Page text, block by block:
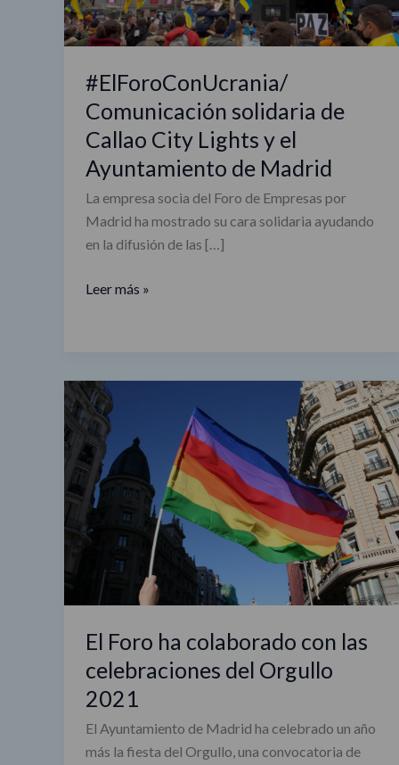
#ElForoConUcrania/
Comunicación solidaria de
Callao City Lights y el
Ayuntamiento de Madrid
La empresa socia del Foro de Empresas por
Madrid ha mostrado su cara solidaria ayudando
en la difusión de las […]
Lights
y
Ayuntamiento
de
Madrid
Leer más »
El Foro ha colaborado con las
celebraciones del Orgullo
2021
El Ayuntamiento de Madrid ha celebrado un año
más la fiesta del Orgullo, una convocatoria de
El
Foro
ha
colaborado
con
las
celebraciones
Orgullo
2021